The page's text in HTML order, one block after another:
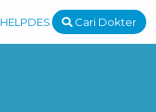
HELPDESK Cari Dokter